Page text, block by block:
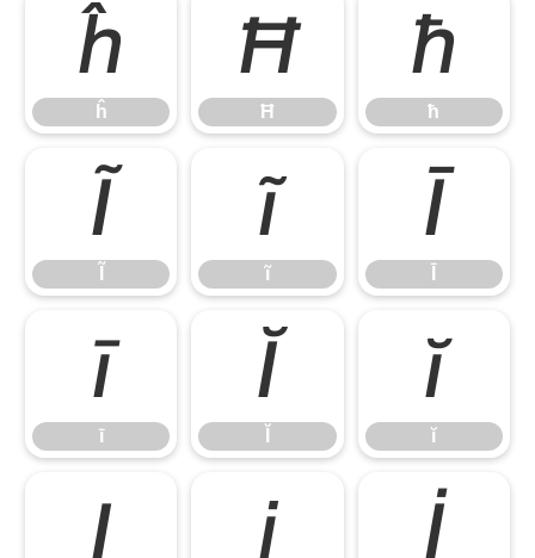
ĥ
ĥ
Ħ
Ħ
ħ
ħ
Ĩ ĩ
ĩ
Ī
ī
ī
Ĭ ĭ
ĭ
Į į İ